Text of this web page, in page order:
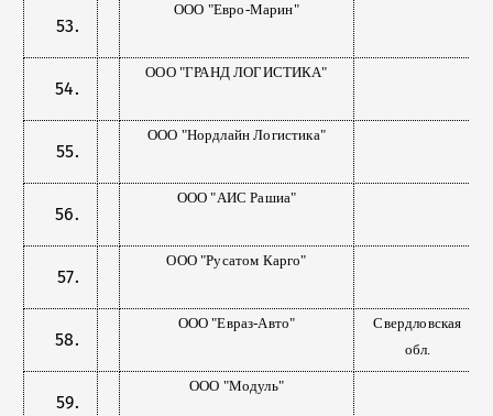
ООО "Евро-Марин"
ООО "ГРАНД ЛОГИСТИКА"
ООО "Нордлайн Логистика"
ООО "АИС Рашиа"
ООО "Русатом Карго"
ООО "Евраз-Авто"
Свердловская
обл.
ООО "Модуль"